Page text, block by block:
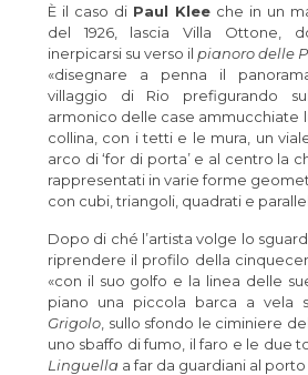
È il caso di Paul Klee che in un
del 1926, lascia Villa Ottone,
inerpicarsi su verso il pianoro delle
«disegnare a penna il
villaggio di Rio prefigurando
armonico delle case ammucchiate
collina, con i tetti e le mura, un
arco di ‘for di porta’ e al centro la
rappresentati in varie forme
con cubi, triangoli, quadrati e
Dopo di ché l’artista volge lo
riprendere il profilo della
«con il suo golfo e la linea delle
piano una piccola barca a vela
Grigolo , sullo sfondo le ciminiere
uno sbaffo di fumo, il faro e le due
Linguella a far da guardiani al